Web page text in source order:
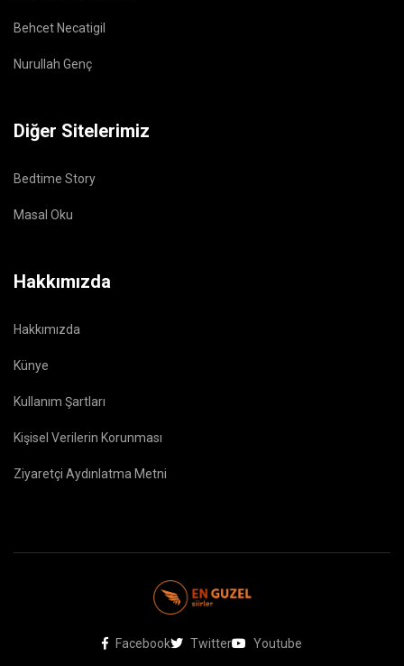
Behcet Necatigil
Nurullah Genç
Diğer Sitelerimiz
Bedtime Story
Masal Oku
Hakkımızda
Hakkımızda
Künye
Kullanım Şartları
Kişisel Verilerin Korunması
Ziyaretçi Aydınlatma Metni
Facebook Twitter Youtube